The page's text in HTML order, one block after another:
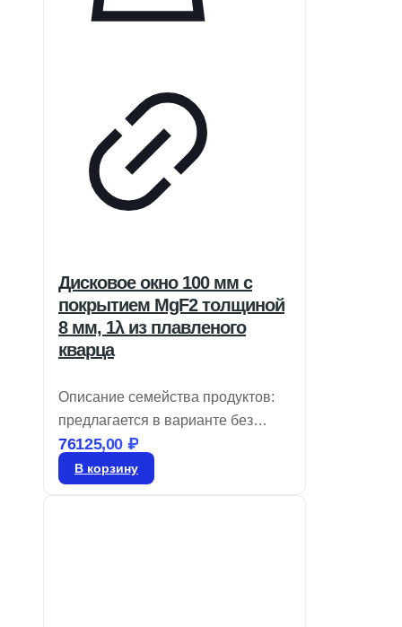
Дисковое окно 100 мм с
покрытием MgF2 толщиной
8 мм, 1λ из плавленого
кварца
Описание семейства продуктов:
предлагается в варианте без
покрытия или с широкополосным
антибликовым слоем, идеально
76125,00 ₽
В корзину